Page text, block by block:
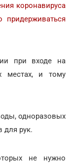
коронавируса
придерживаться
при входе на
местах, и тому
одноразовых
для рук.
не нужно